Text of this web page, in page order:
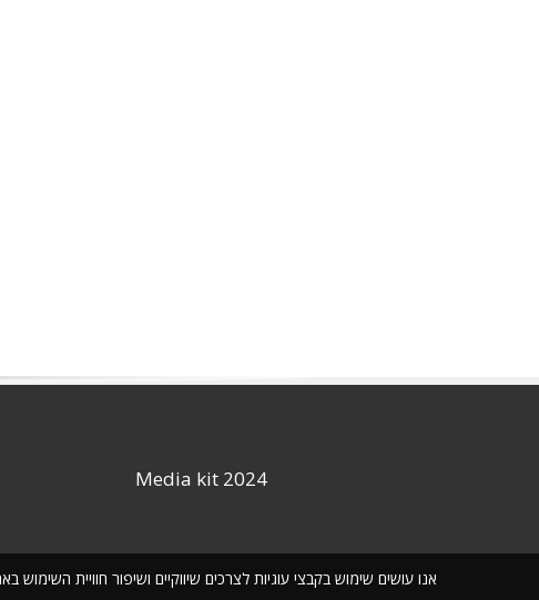
אנו עושים שימוש בקבצי עוגיות לצרכים שיווקיים ושיפור חוויית
Media kit 2024